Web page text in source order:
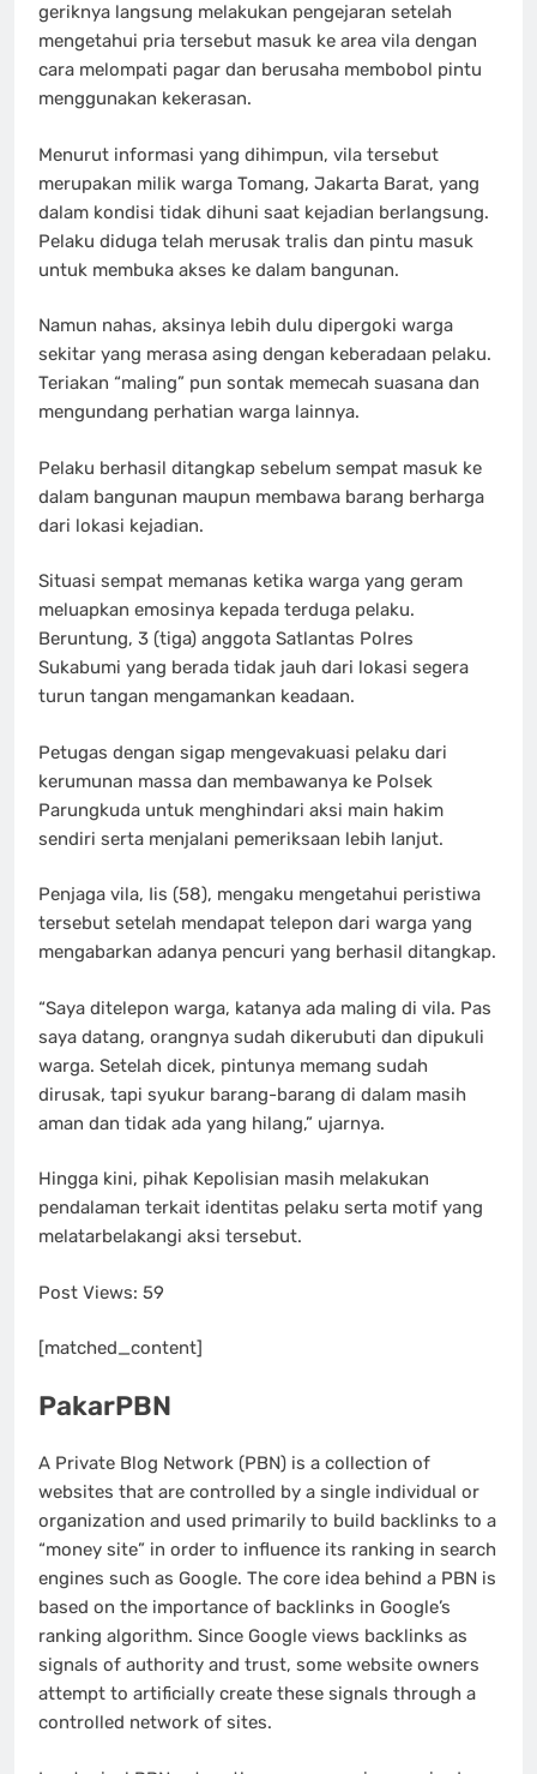
geriknya langsung melakukan pengejaran setelah
mengetahui pria tersebut masuk ke area vila dengan
cara melompati pagar dan berusaha membobol pintu
menggunakan kekerasan.
Menurut informasi yang dihimpun, vila tersebut
merupakan milik warga Tomang, Jakarta Barat, yang
dalam kondisi tidak dihuni saat kejadian berlangsung.
Pelaku diduga telah merusak tralis dan pintu masuk
untuk membuka akses ke dalam bangunan.
Namun nahas, aksinya lebih dulu dipergoki warga
sekitar yang merasa asing dengan keberadaan pelaku.
Teriakan “maling” pun sontak memecah suasana dan
mengundang perhatian warga lainnya.
Pelaku berhasil ditangkap sebelum sempat masuk ke
dalam bangunan maupun membawa barang berharga
dari lokasi kejadian.
Situasi sempat memanas ketika warga yang geram
meluapkan emosinya kepada terduga pelaku.
Beruntung, 3 (tiga) anggota Satlantas Polres
Sukabumi yang berada tidak jauh dari lokasi segera
turun tangan mengamankan keadaan.
Petugas dengan sigap mengevakuasi pelaku dari
kerumunan massa dan membawanya ke Polsek
Parungkuda untuk menghindari aksi main hakim
sendiri serta menjalani pemeriksaan lebih lanjut.
Penjaga vila, Iis (58), mengaku mengetahui peristiwa
tersebut setelah mendapat telepon dari warga yang
mengabarkan adanya pencuri yang berhasil ditangkap.
“Saya ditelepon warga, katanya ada maling di vila. Pas
saya datang, orangnya sudah dikerubuti dan dipukuli
warga. Setelah dicek, pintunya memang sudah
dirusak, tapi syukur barang-barang di dalam masih
aman dan tidak ada yang hilang,” ujarnya.
Hingga kini, pihak Kepolisian masih melakukan
pendalaman terkait identitas pelaku serta motif yang
melatarbelakangi aksi tersebut.
Post Views: 59
[matched_content]
PakarPBN
A Private Blog Network (PBN) is a collection of
websites that are controlled by a single individual or
organization and used primarily to build backlinks to a
“money site” in order to influence its ranking in search
engines such as Google. The core idea behind a PBN is
based on the importance of backlinks in Google’s
ranking algorithm. Since Google views backlinks as
signals of authority and trust, some website owners
attempt to artificially create these signals through a
controlled network of sites.